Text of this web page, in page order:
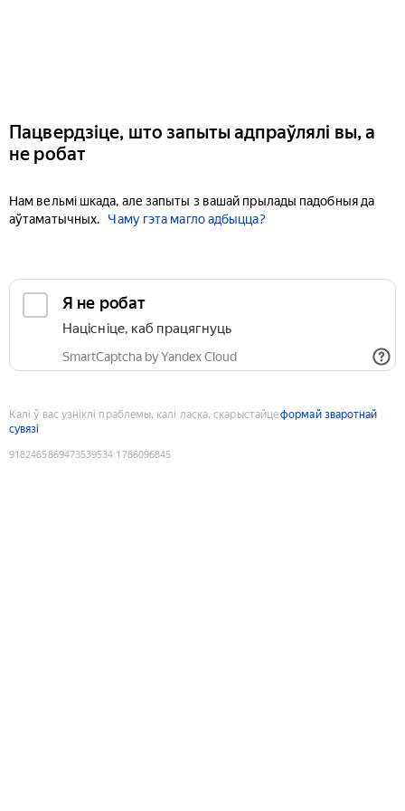
Пацвердзіце, што запыты адпраўлялі вы, а
не робат
Нам вельмі шкада, але запыты з вашай прылады падобныя да
аўтаматычных.
Чаму гэта магло адбыцца?
Я не робат
Націсніце, каб працягнуць
SmartCaptcha by Yandex Cloud
Калі ў вас узніклі праблемы, калі ласка, скарыстайцеформай зваротнай
сувязі
9182465869473539534:1786096845